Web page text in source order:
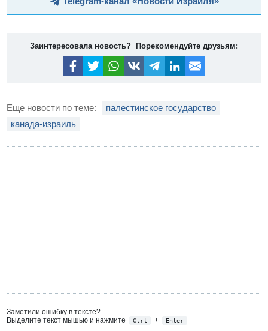
Заинтересовала новость? Порекомендуйте друзьям:
Еще новости по теме:
палестинское государство
канада-израиль
Заметили ошибку в тексте?
Выделите текст мышью и нажмите
Ctrl + Enter